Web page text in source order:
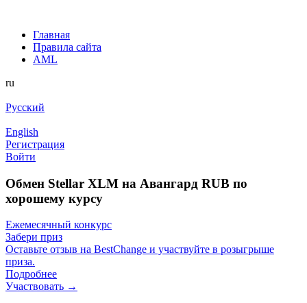
Главная
Правила сайта
AML
ru
Русский
English
Регистрация
Войти
Обмен Stellar XLM на Авангард RUB по
хорошему курсу
Ежемесячный конкурс
Забери приз
Оставьте отзыв на BestChange и участвуйте в розыгрыше
приза.
Подробнее
Участвовать →